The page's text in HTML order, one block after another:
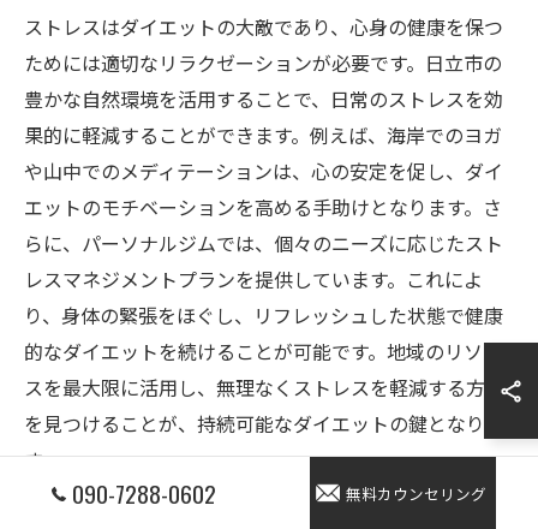
ストレスはダイエットの大敵であり、心身の健康を保つ
ためには適切なリラクゼーションが必要です。日立市の
豊かな自然環境を活用することで、日常のストレスを効
果的に軽減することができます。例えば、海岸でのヨガ
や山中でのメディテーションは、心の安定を促し、ダイ
エットのモチベーションを高める手助けとなります。さ
らに、パーソナルジムでは、個々のニーズに応じたスト
レスマネジメントプランを提供しています。これによ
り、身体の緊張をほぐし、リフレッシュした状態で健康
的なダイエットを続けることが可能です。地域のリソー
スを最大限に活用し、無理なくストレスを軽減する方法
を見つけることが、持続可能なダイエットの鍵となりま
す。
090-7288-0602 無料カウンセリング